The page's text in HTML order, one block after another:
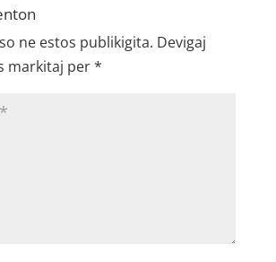
ne estos publikigita. Devigaj
markitaj per*